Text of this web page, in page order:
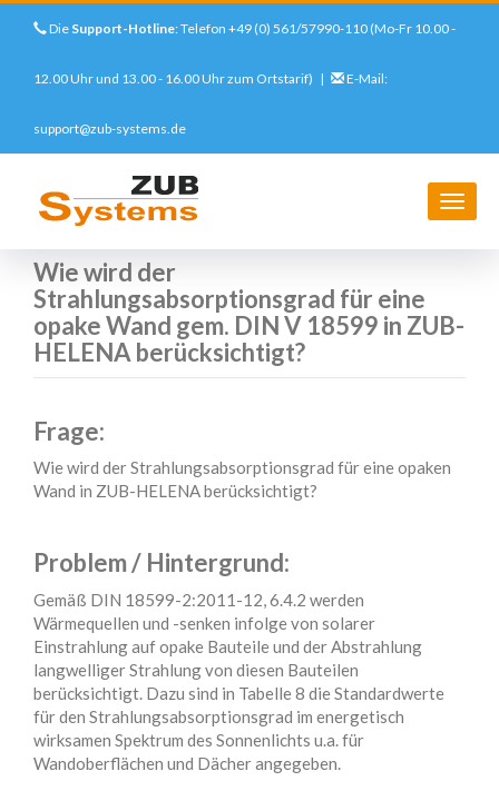
Direkt
Inhalt
Die Support-Hotline: Telefon +49 (0) 561/57990-110 (Mo-Fr 10.00 -
12.00 Uhr und 13.00 - 16.00 Uhr zum Ortstarif) | E-Mail:
support@zub-systems.de
Support FAQs
Wie wird der Strahlungsabsorptionsgrad für eine opake Wand gem.
DIN V 18599 in ZUB-HELENA berücksichtigt?
Wie wird der
Strahlungsabsorptionsgrad für eine
opake Wand gem. DIN V 18599 in ZUB-
HELENA berücksichtigt?
Frage:
Wie wird der Strahlungsabsorptionsgrad für eine opaken
Wand in ZUB-HELENA berücksichtigt?
Problem / Hintergrund:
Gemäß DIN 18599-2:2011-12, 6.4.2 werden
Wärmequellen und -senken infolge von solarer
Einstrahlung auf opake Bauteile und der Abstrahlung
langwelliger Strahlung von diesen Bauteilen
berücksichtigt. Dazu sind in Tabelle 8 die Standardwerte
für den Strahlungsabsorptionsgrad im energetisch
wirksamen Spektrum des Sonnenlichts u.a. für
Wandoberflächen und Dächer angegeben.